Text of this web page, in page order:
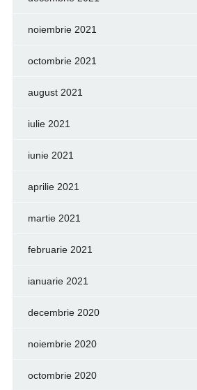
noiembrie 2021
octombrie 2021
august 2021
iulie 2021
iunie 2021
aprilie 2021
martie 2021
februarie 2021
ianuarie 2021
decembrie 2020
noiembrie 2020
octombrie 2020